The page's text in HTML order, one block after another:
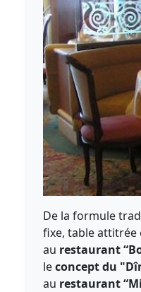
De la formule
fixe, table
au restaurant
leconcept du
au restaurant